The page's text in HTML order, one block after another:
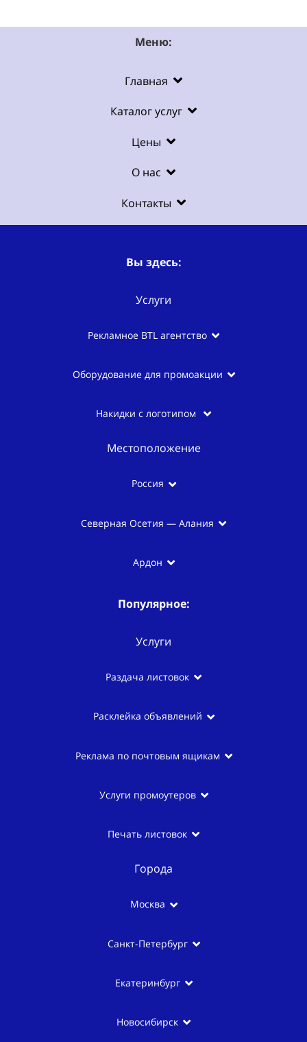
Меню:
Главная
Каталог услуг
Цены
О нас
Контакты
Вы здесь:
Услуги
Рекламное BTL агентство
Оборудование для промоакции
Накидки с логотипом
Местоположение
Россия
Северная Осетия — Алания
Ардон
Популярное:
Услуги
Раздача листовок
Расклейка объявлений
Реклама по почтовым ящикам
Услуги промоутеров
Печать листовок
Города
Москва
Санкт-Петербург
Екатеринбург
Новосибирск